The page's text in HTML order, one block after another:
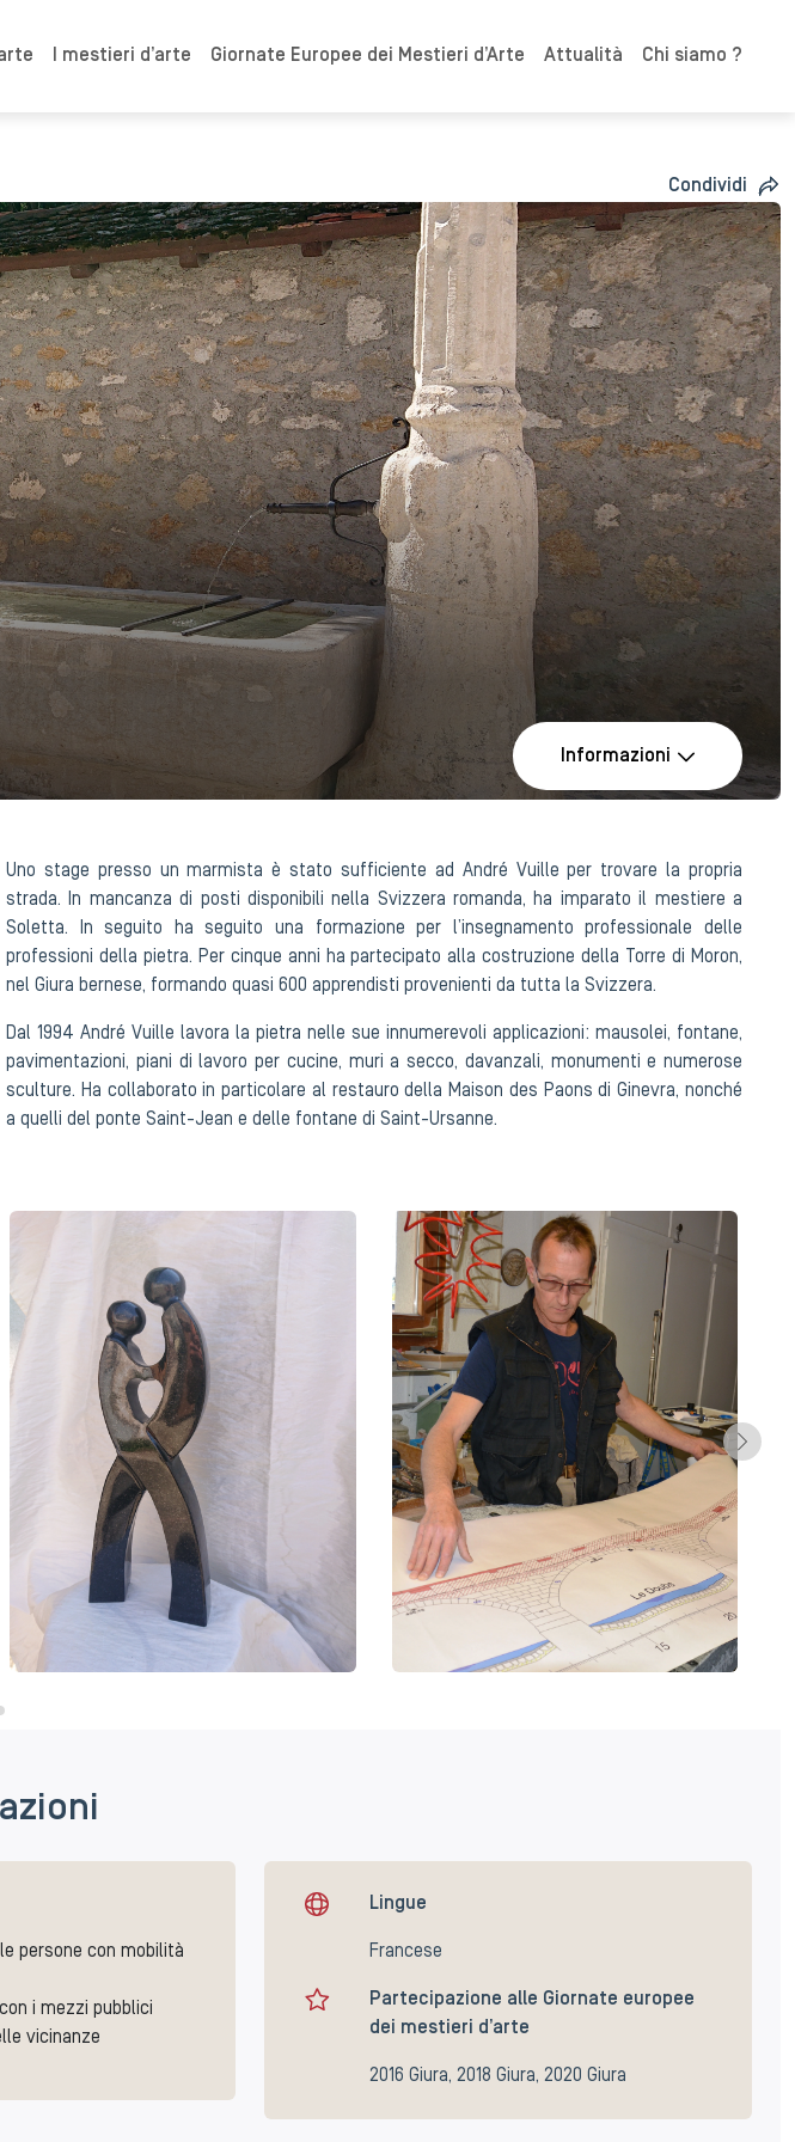
I mestieri d’arte Giornate Europee dei Mestieri d’Arte Attualità Chi siamo ?
Condividi
Informazioni
Uno stage presso un marmista è stato sufficiente ad André Vuille per trovare la propria
strada. In mancanza di posti disponibili nella Svizzera romanda, ha imparato il mestiere a
Soletta. In seguito ha seguito una formazione per l’insegnamento professionale delle
professioni della pietra. Per cinque anni ha partecipato alla costruzione della Torre di Moron,
nel Giura bernese, formando quasi 600 apprendisti provenienti da tutta la Svizzera.
Dal 1994 André Vuille lavora la pietra nelle sue innumerevoli applicazioni: mausolei, fontane,
pavimentazioni, piani di lavoro per cucine, muri a secco, davanzali, monumenti e numerose
sculture. Ha collaborato in particolare al restauro della Maison des Paons di Ginevra, nonché
a quelli del ponte Saint-Jean e delle fontane di Saint-Ursanne.
persone con mobilità
i mezzi pubblici
vicinanze
Lingue
Francese
Partecipazione alle Giornate europee
dei mestieri d’arte
2016 Giura, 2018 Giura, 2020 Giura